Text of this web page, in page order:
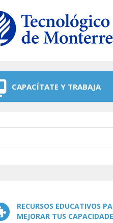
CAPACÍTATE Y TRABAJA
RECURSOS EDUCATIVOS
MEJORAR TUS